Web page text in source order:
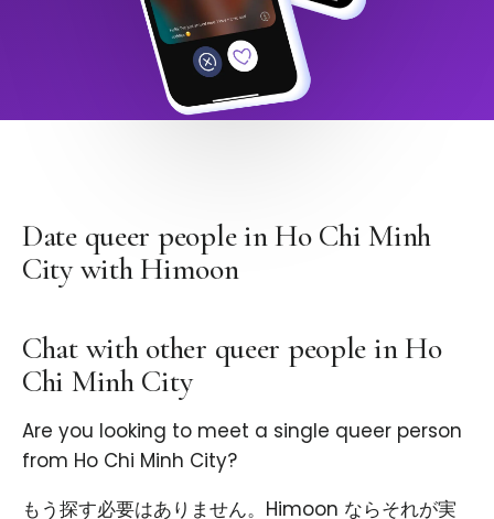
Date queer people in Ho Chi Minh
City with Himoon
Chat with other queer people in Ho
Chi Minh City
Are you looking to meet a single queer person
from Ho Chi Minh City?
もう探す必要はありません。Himoon ならそれが実